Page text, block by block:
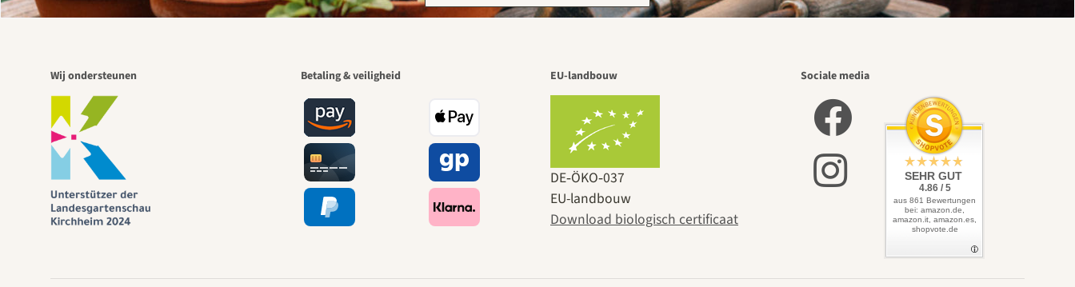
Wij ondersteunen Betaling & veiligheid EU-landbouw
DE‑ÖKO‑037
EU-landbouw
Download biologisch certificaat
Sociale media
SEHR GUT
4.86 / 5
aus 861 Bewertungen
bei: amazon.de,
amazon.it, amazon.es,
shopvote.de